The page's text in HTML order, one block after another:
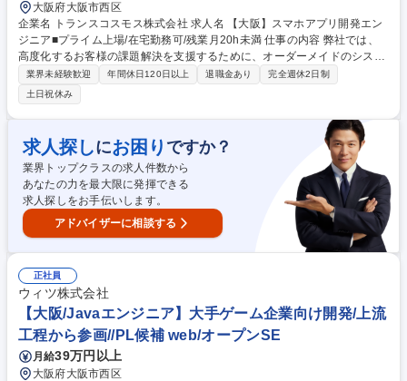
大阪府大阪市西区
企業名 トランスコスモス株式会社 求人名 【大阪】スマホアプリ開発エン
ジニア■プライム上場/在宅勤務可/残業月20h未満 仕事の内容 弊社では、
高度化するお客様の課題解決を支援するために、オーダーメイドのシステ
ム開発（Web・スマホアプリ）を行っており、そのスマホアプリ開発業務
を担当いただきます。大手企業向けに多くの消費者へ届く アプリづくりに
携われます。 ■顧客のDX加速とアプリ開発需要拡大による増員募集です。
■ミッションは大手金融機関等のアプリ開発を通じた顧客の課題解決で
す。 ■CursorなどのAI駆動開発ツールを活用する環境で、要件定義から運
用まで一貫して携わります。 募集職種 【大阪】スマホアプリ開発エンジ
ニア■プライム上場/在宅勤務可/残業月20h未満
業界未経験歓迎 年間休日120日以上 退職金あり
完全週休2日制
土日祝休み
求人探しにお困り ですか？
業界トップクラスの求人件数から
あなたの力を最大限に発揮できる
求人探しをお手伝いします。
アドバイザーに相談する
正社員
ウィツ株式会社
【大阪/Javaエンジニア】大手ゲーム企業向け開発/上流
工程から参画//PL候補 web/オープンSE
月給39万円以上
大阪府大阪市西区